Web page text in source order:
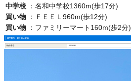
中学校
： 名和中学校1360m(歩17分)
買い物
：
ＦＥＥＬ960m(歩12分)
買い物
： ファミリーマート160m(歩2分)
物件番号・取り扱い支店
物件番号 4401636